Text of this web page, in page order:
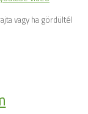
vagy ha gördültél